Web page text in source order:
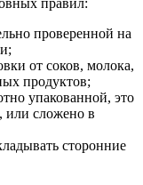
проверенной на
от соков, молока,
продуктов;
упакованной, это
или сложено в
сторонние